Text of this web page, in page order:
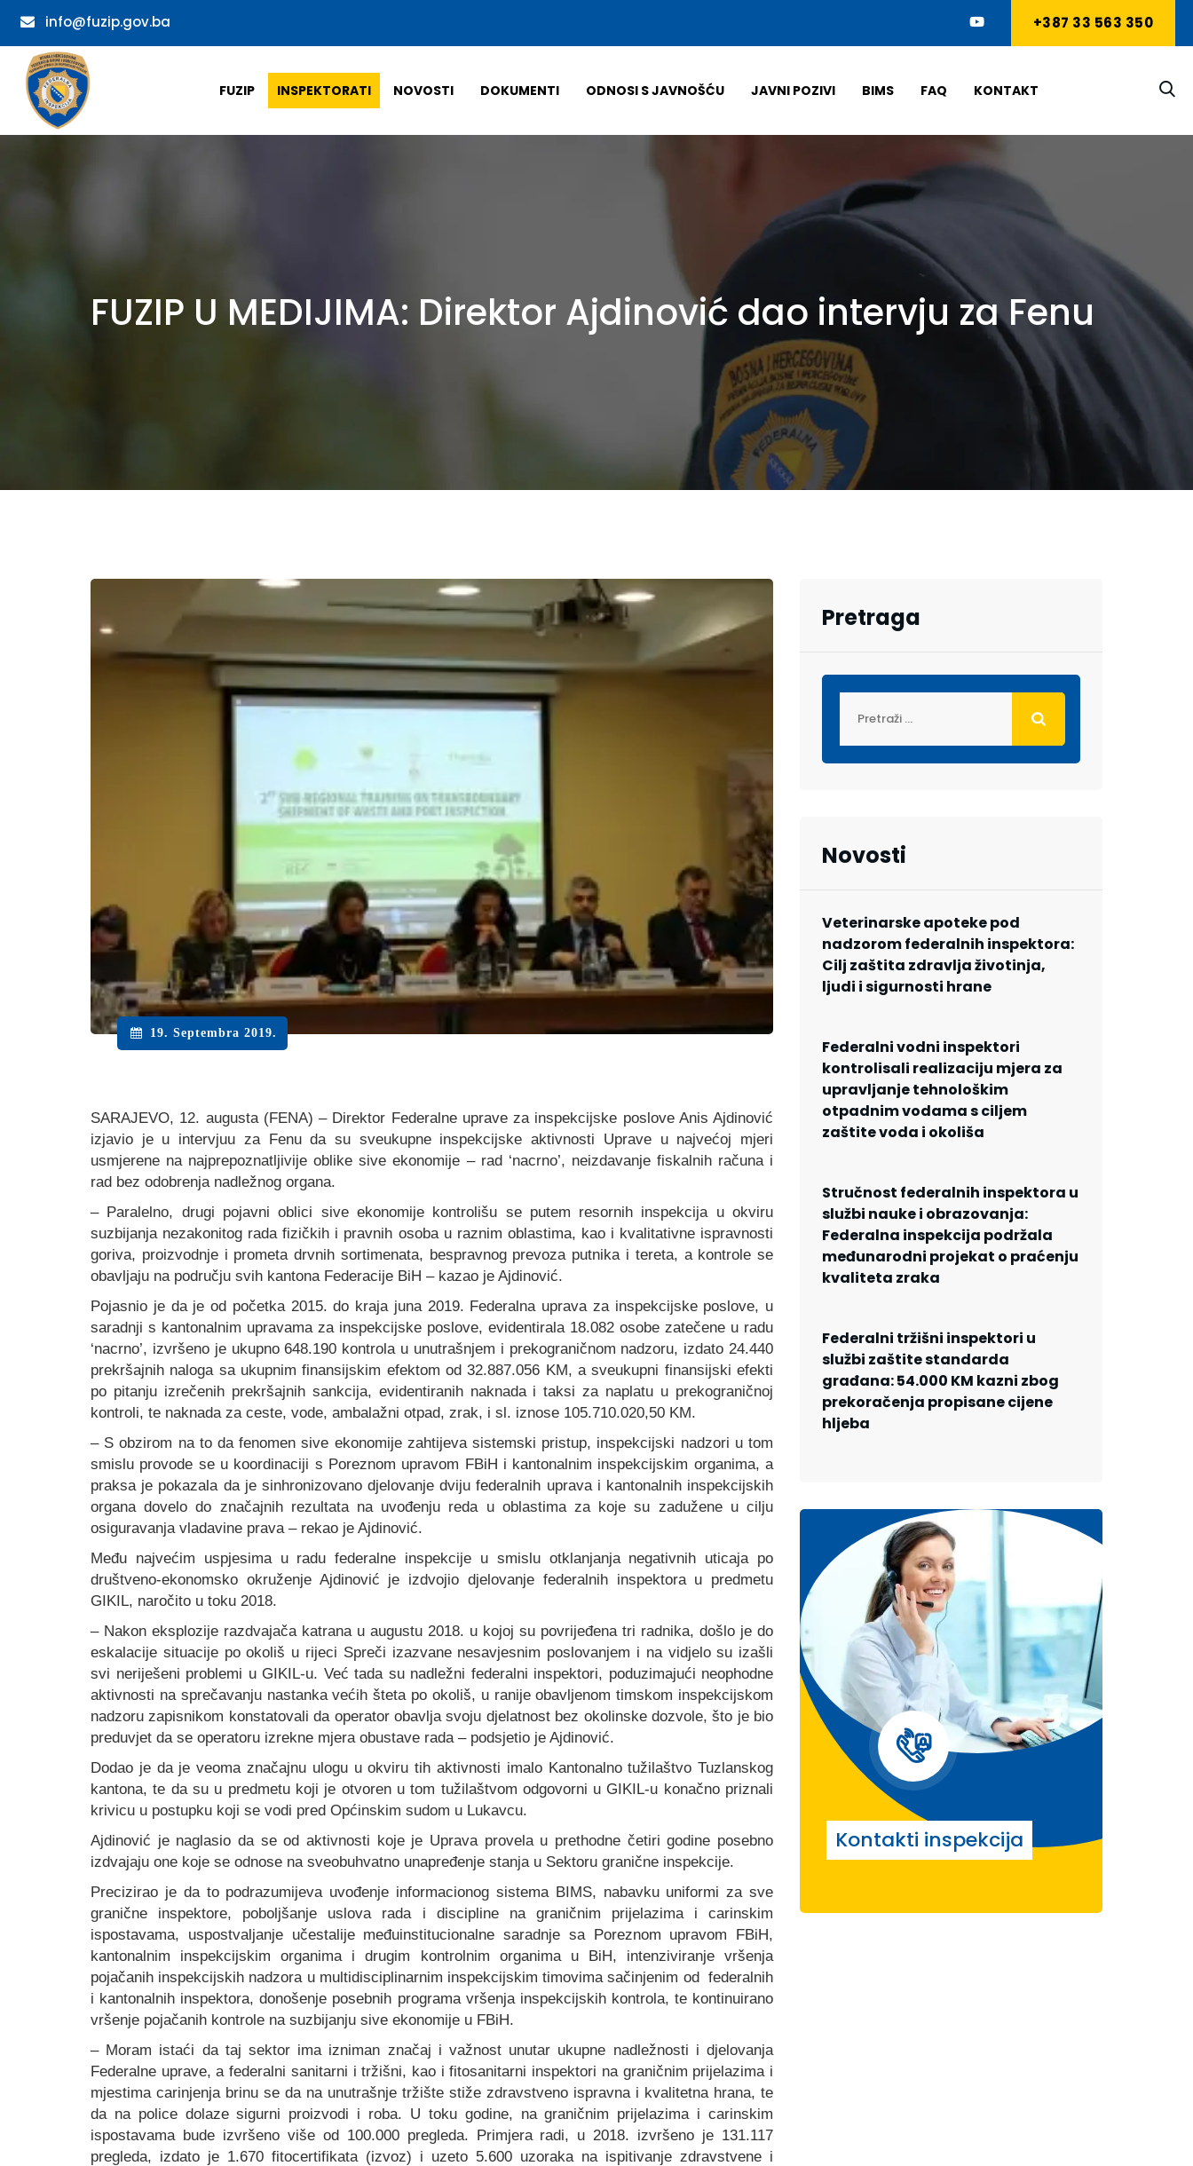
info@fuzip.gov.ba +387 33 563 350
FUZIP INSPEKTORATI NOVOSTI DOKUMENTI ODNOSI S JAVNOŠĆU JAVNI POZIVI BIMS FAQ KONTAKT
FUZIP U MEDIJIMA: Direktor Ajdinović dao intervju za Fenu
19. Septembra 2019.
SARAJEVO, 12. augusta (FENA) – Direktor Federalne uprave za inspekcijske poslove Anis Ajdinović
izjavio je u intervjuu za Fenu da su sveukupne inspekcijske aktivnosti Uprave u najvećoj mjeri
usmjerene na najprepoznatljivije oblike sive ekonomije – rad ‘nacrno’, neizdavanje fiskalnih računa i
rad bez odobrenja nadležnog organa.
– Paralelno, drugi pojavni oblici sive ekonomije kontrolišu se putem resornih inspekcija u okviru
suzbijanja nezakonitog rada fizičkih i pravnih osoba u raznim oblastima, kao i kvalitativne ispravnosti
goriva, proizvodnje i prometa drvnih sortimenata, bespravnog prevoza putnika i tereta, a kontrole se
obavljaju na području svih kantona Federacije BiH – kazao je Ajdinović.
Pojasnio je da je od početka 2015. do kraja juna 2019. Federalna uprava za inspekcijske poslove, u
saradnji s kantonalnim upravama za inspekcijske poslove, evidentirala 18.082 osobe zatečene u radu
‘nacrno’, izvršeno je ukupno 648.190 kontrola u unutrašnjem i prekograničnom nadzoru, izdato 24.440
prekršajnih naloga sa ukupnim finansijskim efektom od 32.887.056 KM, a sveukupni finansijski efekti
po pitanju izrečenih prekršajnih sankcija, evidentiranih naknada i taksi za naplatu u prekograničnoj
kontroli, te naknada za ceste, vode, ambalažni otpad, zrak, i sl. iznose 105.710.020,50 KM.
– S obzirom na to da fenomen sive ekonomije zahtijeva sistemski pristup, inspekcijski nadzori u tom
smislu provode se u koordinaciji s Poreznom upravom FBiH i kantonalnim inspekcijskim organima, a
praksa je pokazala da je sinhronizovano djelovanje dviju federalnih uprava i kantonalnih inspekcijskih
organa dovelo do značajnih rezultata na uvođenju reda u oblastima za koje su zadužene u cilju
osiguravanja vladavine prava – rekao je Ajdinović.
Među najvećim uspjesima u radu federalne inspekcije u smislu otklanjanja negativnih uticaja po
društveno-ekonomsko okruženje Ajdinović je izdvojio djelovanje federalnih inspektora u predmetu
GIKIL, naročito u toku 2018.
– Nakon eksplozije razdvajača katrana u augustu 2018. u kojoj su povrijeđena tri radnika, došlo je do
eskalacije situacije po okoliš u rijeci Spreči izazvane nesavjesnim poslovanjem i na vidjelo su izašli
svi neriješeni problemi u GIKIL-u. Već tada su nadležni federalni inspektori, poduzimajući neophodne
aktivnosti na sprečavanju nastanka većih šteta po okoliš, u ranije obavljenom timskom inspekcijskom
nadzoru zapisnikom konstatovali da operator obavlja svoju djelatnost bez okolinske dozvole, što je bio
preduvjet da se operatoru izrekne mjera obustave rada – podsjetio je Ajdinović.
Dodao je da je veoma značajnu ulogu u okviru tih aktivnosti imalo Kantonalno tužilaštvo Tuzlanskog
kantona, te da su u predmetu koji je otvoren u tom tužilaštvom odgovorni u GIKIL-u konačno priznali
krivicu u postupku koji se vodi pred Općinskim sudom u Lukavcu.
Ajdinović je naglasio da se od aktivnosti koje je Uprava provela u prethodne četiri godine posebno
izdvajaju one koje se odnose na sveobuhvatno unapređenje stanja u Sektoru granične inspekcije.
Precizirao je da to podrazumijeva uvođenje informacionog sistema BIMS, nabavku uniformi za sve
granične inspektore, poboljšanje uslova rada i discipline na graničnim prijelazima i carinskim
ispostavama, uspostvaljanje učestalije međuinstitucionalne saradnje sa Poreznom upravom FBiH,
kantonalnim inspekcijskim organima i drugim kontrolnim organima u BiH, intenziviranje vršenja
pojačanih inspekcijskih nadzora u multidisciplinarnim inspekcijskim timovima sačinjenim od federalnih
i kantonalnih inspektora, donošenje posebnih programa vršenja inspekcijskih kontrola, te kontinuirano
vršenje pojačanih kontrole na suzbijanju sive ekonomije u FBiH.
– Moram istaći da taj sektor ima izniman značaj i važnost unutar ukupne nadležnosti i djelovanja
Federalne uprave, a federalni sanitarni i tržišni, kao i fitosanitarni inspektori na graničnim prijelazima i
mjestima carinjenja brinu se da na unutrašnje tržište stiže zdravstveno ispravna i kvalitetna hrana, te
da na police dolaze sigurni proizvodi i roba. U toku godine, na graničnim prijelazima i carinskim
ispostavama bude izvršeno više od 100.000 pregleda. Primjera radi, u 2018. izvršeno je 131.117
pregleda, izdato je 1.670 fitocertifikata (izvoz) i uzeto 5.600 uzoraka na ispitivanje zdravstvene i
Pretraga
Novosti
Veterinarske apoteke pod
nadzorom federalnih inspektora:
Cilj zaštita zdravlja životinja,
ljudi i sigurnosti hrane
Federalni vodni inspektori
kontrolisali realizaciju mjera za
upravljanje tehnološkim
otpadnim vodama s ciljem
zaštite voda i okoliša
Stručnost federalnih inspektora u
službi nauke i obrazovanja:
Federalna inspekcija podržala
međunarodni projekat o praćenju
kvaliteta zraka
Federalni tržišni inspektori u
službi zaštite standarda
građana: 54.000 KM kazni zbog
prekoračenja propisane cijene
hljeba
Kontakti inspekcija